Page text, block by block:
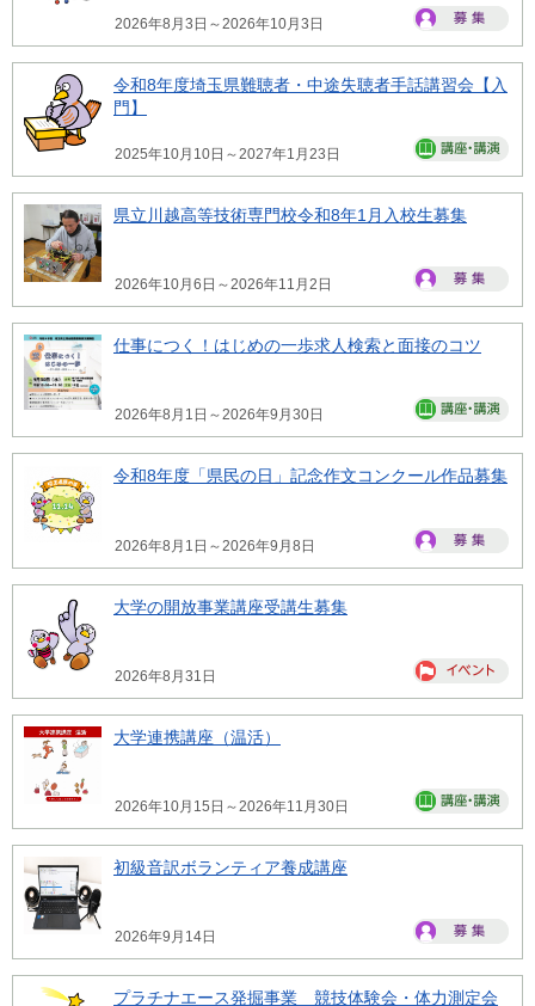
2026年8月3日～2026年10月3日
令和8年度埼玉県難聴者・中途失聴者手話講習会【入
門】
2025年10月10日～2027年1月23日
県立川越高等技術専門校令和8年1月入校生募集
2026年10月6日～2026年11月2日
仕事につく！はじめの一歩求人検索と面接のコツ
2026年8月1日～2026年9月30日
令和8年度「県民の日」記念作文コンクール作品募集
2026年8月1日～2026年9月8日
大学の開放事業講座受講生募集
2026年8月31日
大学連携講座（温活）
2026年10月15日～2026年11月30日
初級音訳ボランティア養成講座
2026年9月14日
プラチナエース発掘事業 競技体験会・体力測定会